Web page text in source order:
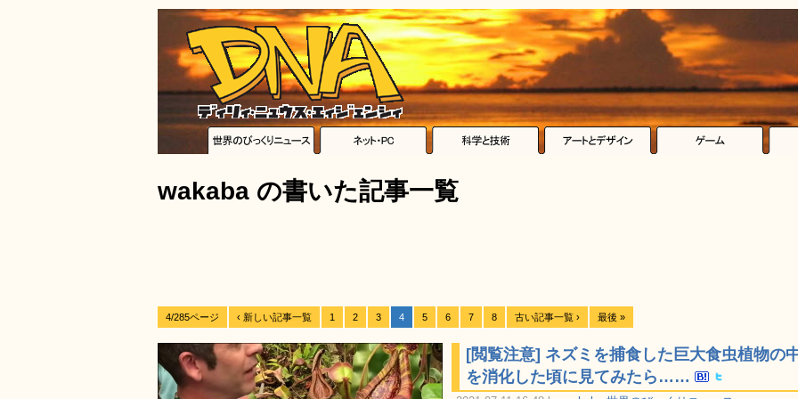
wakaba の書いた記事一覧
4/285ページ ‹ 新しい記事一覧 1 2 3 4 5 6 7 8 古い記事一覧 › 最後 »
[閲覧注意] ネズミを捕食した巨大食虫植物の
を消化した頃に見てみたら……